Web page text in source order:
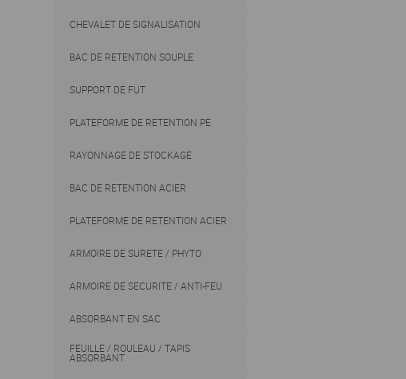
CHEVALET DE SIGNALISATION
BAC DE RETENTION SOUPLE
SUPPORT DE FUT
PLATEFORME DE RETENTION PE
RAYONNAGE DE STOCKAGE
BAC DE RETENTION ACIER
PLATEFORME DE RETENTION ACIER
ARMOIRE DE SURETE / PHYTO
ARMOIRE DE SECURITE / ANTI-FEU
ABSORBANT EN SAC
FEUILLE / ROULEAU / TAPIS
ABSORBANT